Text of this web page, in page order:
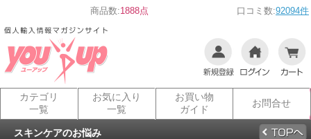
商品数:1888点 口コミ数:92094件
カテゴリ
一覧
お気に入り
一覧
お買い物
ガイド
お問合せ
スキンケアのお悩み